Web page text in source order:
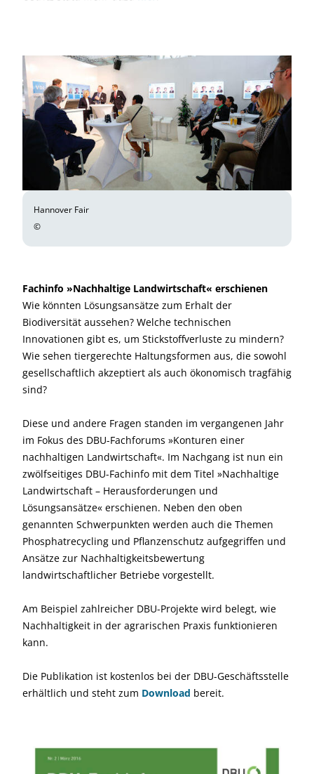
Hannover Fair
©
Fachinfo »Nachhaltige Landwirtschaft« erschienen
Wie könnten Lösungsansätze zum Erhalt der
Biodiversität aussehen? Welche technischen
Innovationen gibt es, um Stickstoffverluste zu mindern?
Wie sehen tiergerechte Haltungsformen aus, die sowohl
gesellschaftlich akzeptiert als auch ökonomisch tragfähig
sind?
Diese und andere Fragen standen im vergangenen Jahr
im Fokus des DBU-Fachforums »Konturen einer
nachhaltigen Landwirtschaft«. Im Nachgang ist nun ein
zwölfseitiges DBU-Fachinfo mit dem Titel »Nachhaltige
Landwirtschaft – Heraus­forderungen und
Lösungsansätze« erschienen. Neben den oben
genannten Schwerpunkten werden auch die Themen
Phosphatrecycling und Pflanzenschutz aufgegriffen und
Ansätze zur Nachhaltigkeitsbewertung
landwirtschaftlicher Betriebe vorgestellt.
Am Beispiel zahlreicher DBU-Projekte wird belegt, wie
Nachhaltigkeit in der agrarischen Praxis funktionieren
kann.
Die Publikation ist kostenlos bei der DBU-Geschäftsstelle
erhältlich und steht zum Download bereit.